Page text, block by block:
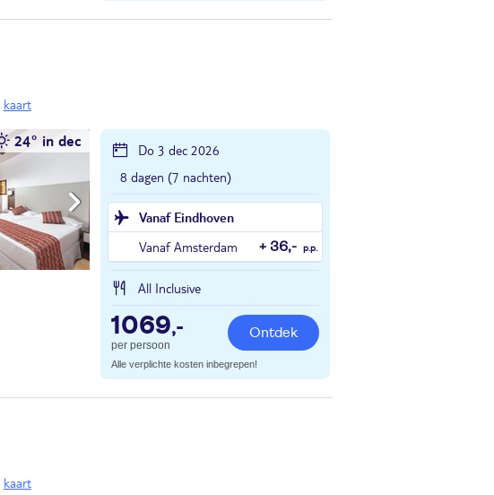
kaart
24° in dec
Do 3 dec 2026
8 dagen (7 nachten)
Vanaf Eindhoven
Vanaf Amsterdam
+ 36,- p.p.
All Inclusive
1069,-
per persoon
Ontdek
Alle verplichte kosten inbegrepen!
kaart